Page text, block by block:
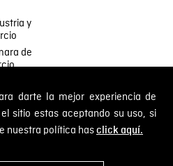
darte la mejor experiencia de
sitio estas aceptando su uso, si
nuestra política hasclick aquí.
189002
NIT: 800.069.933-6
los derechos reservados